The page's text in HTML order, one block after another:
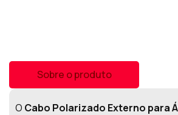
Sobre o produto
O Cabo Polarizado Externo para